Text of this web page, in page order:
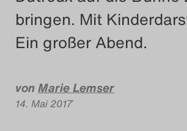
2018
Das
Das
bringen. Mit
Ein großer Abend.
vonMarie Lemser
14. Mai 2017